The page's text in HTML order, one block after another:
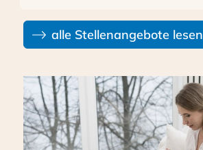
alle Stellenangebote lesen